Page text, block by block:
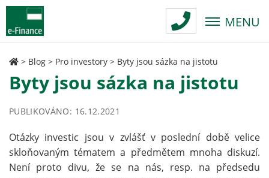
MENU
> Blog > Pro investory > Byty jsou sázka na jistotu
Byty jsou sázka na jistotu
PUBLIKOVÁNO: 16.12.2021
Otázky investic jsou v zvlášť v poslední době velice
skloňovaným tématem a předmětem mnoha diskuzí.
Není proto divu, že se na nás, resp. na předsedu